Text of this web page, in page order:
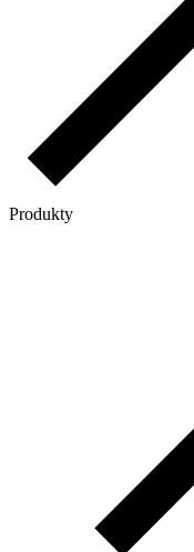
Produkty